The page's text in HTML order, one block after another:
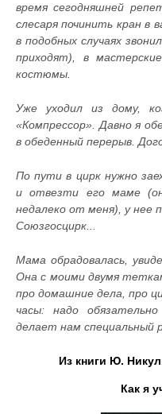
время сегодняшней
слесаря починить кран в
в подобных случаях
приходят), в
костюмы.
Уже уходил из дому,
«Компрессор». Давно я
в обеденный перерыв.
По пути в цирк нужно
и отвезти его маме
недалеко от меня), у нее
Союзгосцирк...
Мама обрадовалась,
Она с моими двумя
про домашние дела, про
часы: надо
делает нам специальный
Из книги Ю.
Как я